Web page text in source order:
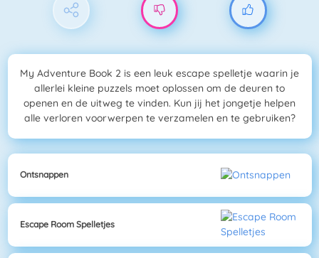
My Adventure Book 2 is een leuk escape spelletje waarin je
allerlei kleine puzzels moet oplossen om de deuren to
openen en de uitweg te vinden. Kun jij het jongetje helpen
alle verloren voorwerpen te verzamelen en te gebruiken?
Ontsnappen
Escape Room Spelletjes